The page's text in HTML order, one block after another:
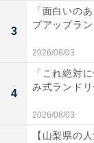
3
「面白いの
プアップラ
2026/08/03
4
「これ絶対
み式ランド
2026/08/03
【山梨県の